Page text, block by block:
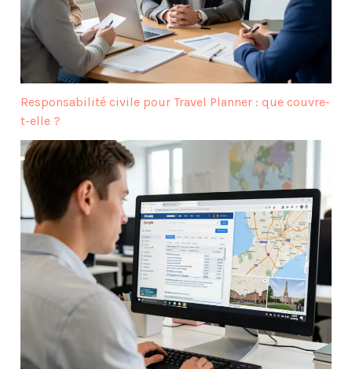
Responsabilité civile pour Travel Planner : que couvre-
t-elle ?